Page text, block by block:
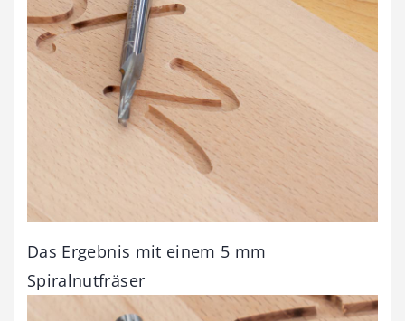
Das Ergebnis mit einem 5 mm
Spiralnutfräser